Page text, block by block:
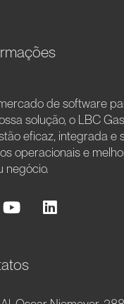
de software
solução, o LBC
eficaz, integrada e
operacionais e
negócio.